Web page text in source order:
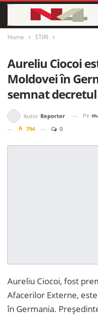
Home STIRI
Aureliu Ciocoi
Moldovei în
semnat decretul
Autor Reporter Pe
794
0
Aureliu Ciocoi, fost
Afacerilor Externe,
în Germania.